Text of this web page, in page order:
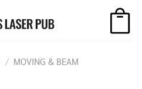
/ MOVING & BEAM